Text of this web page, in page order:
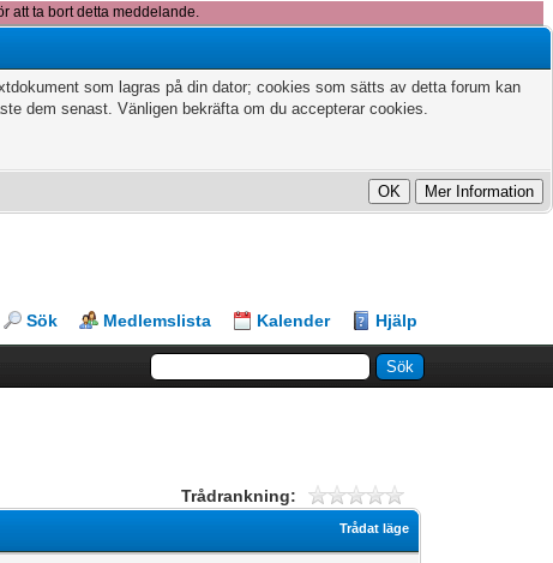
att ta bort detta meddelande.
som lagras på din dator; cookies som sätts av detta forum kan
dem senast. Vänligen bekräfta om du accepterar cookies.
Sök Medlemslista Kalender Hjälp
Trådrankning:
Trådat läge